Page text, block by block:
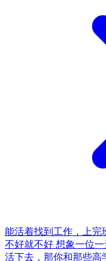
能活着找到工作，上完
不好就不好 想象一位
活下去，那你和那些高